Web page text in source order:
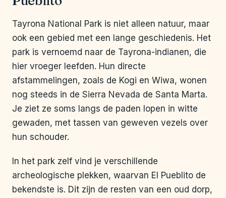
Tayrona National Park is niet alleen natuur, maar
ook een gebied met een lange geschiedenis. Het
park is vernoemd naar de Tayrona-indianen, die
hier vroeger leefden. Hun directe
afstammelingen, zoals de Kogi en Wiwa, wonen
nog steeds in de Sierra Nevada de Santa Marta.
Je ziet ze soms langs de paden lopen in witte
gewaden, met tassen van geweven vezels over
hun schouder.
In het park zelf vind je verschillende
archeologische plekken, waarvan El Pueblito de
bekendste is. Dit zijn de resten van een oud dorp,